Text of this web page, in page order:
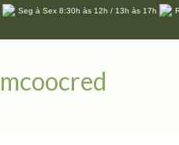
Seg à Sex 8:30h às 12h / 13h às 17h